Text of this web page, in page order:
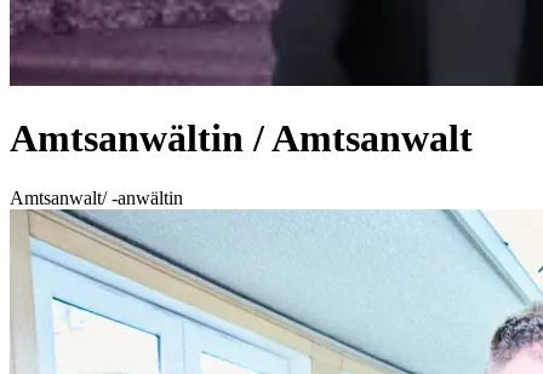
Amtsanwältin / Amtsanwalt
Amtsanwalt/ -anwältin